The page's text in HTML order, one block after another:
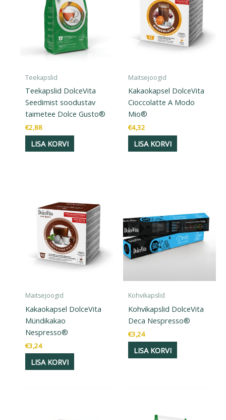
Teekapslid
Teekapslid DolceVita
Seedimist soodustav
taimetee Dolce Gusto®
€2,88
LISA KORVI
Maitsejoogid
Kakaokapsel DolceVita
Cioccolatte A Modo
Mio®
€4,32
LISA KORVI
Maitsejoogid
Kakaokapsel DolceVita
Mündikakao
Nespresso®
€3,24
LISA KORVI
Kohvikapslid
Kohvikapslid DolceVita
Deca Nespresso®
€3,24
LISA KORVI